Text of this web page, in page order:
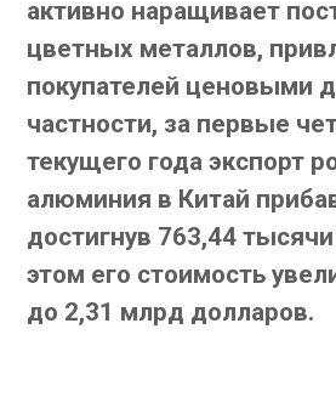
активно наращивает
цветных металлов,
покупателей ценовыми
частности, за первые
текущего года экспорт
алюминия в Китай
достигнув 763,44
этом его стоимость
до 2,31 млрд долларов.